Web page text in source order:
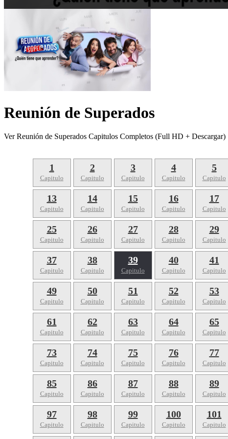
Reunión de Superados
Ver Reunión de Superados Capitulos Completos (Full HD + Descargar)
1
Capitulo
2
Capitulo
3
Capitulo
4
Capitulo
5
Capitulo
13
Capitulo
14
Capitulo
15
Capitulo
16
Capitulo
17
Capitulo
25
Capitulo
26
Capitulo
27
Capitulo
28
Capitulo
29
Capitulo
37
Capitulo
38
Capitulo
39
Capitulo
40
Capitulo
41
Capitulo
49
Capitulo
50
Capitulo
51
Capitulo
52
Capitulo
53
Capitulo
61
Capitulo
62
Capitulo
63
Capitulo
64
Capitulo
65
Capitulo
73
Capitulo
74
Capitulo
75
Capitulo
76
Capitulo
77
Capitulo
85
Capitulo
86
Capitulo
87
Capitulo
88
Capitulo
89
Capitulo
97
Capitulo
98
Capitulo
99
Capitulo
100
Capitulo
101
Capitulo